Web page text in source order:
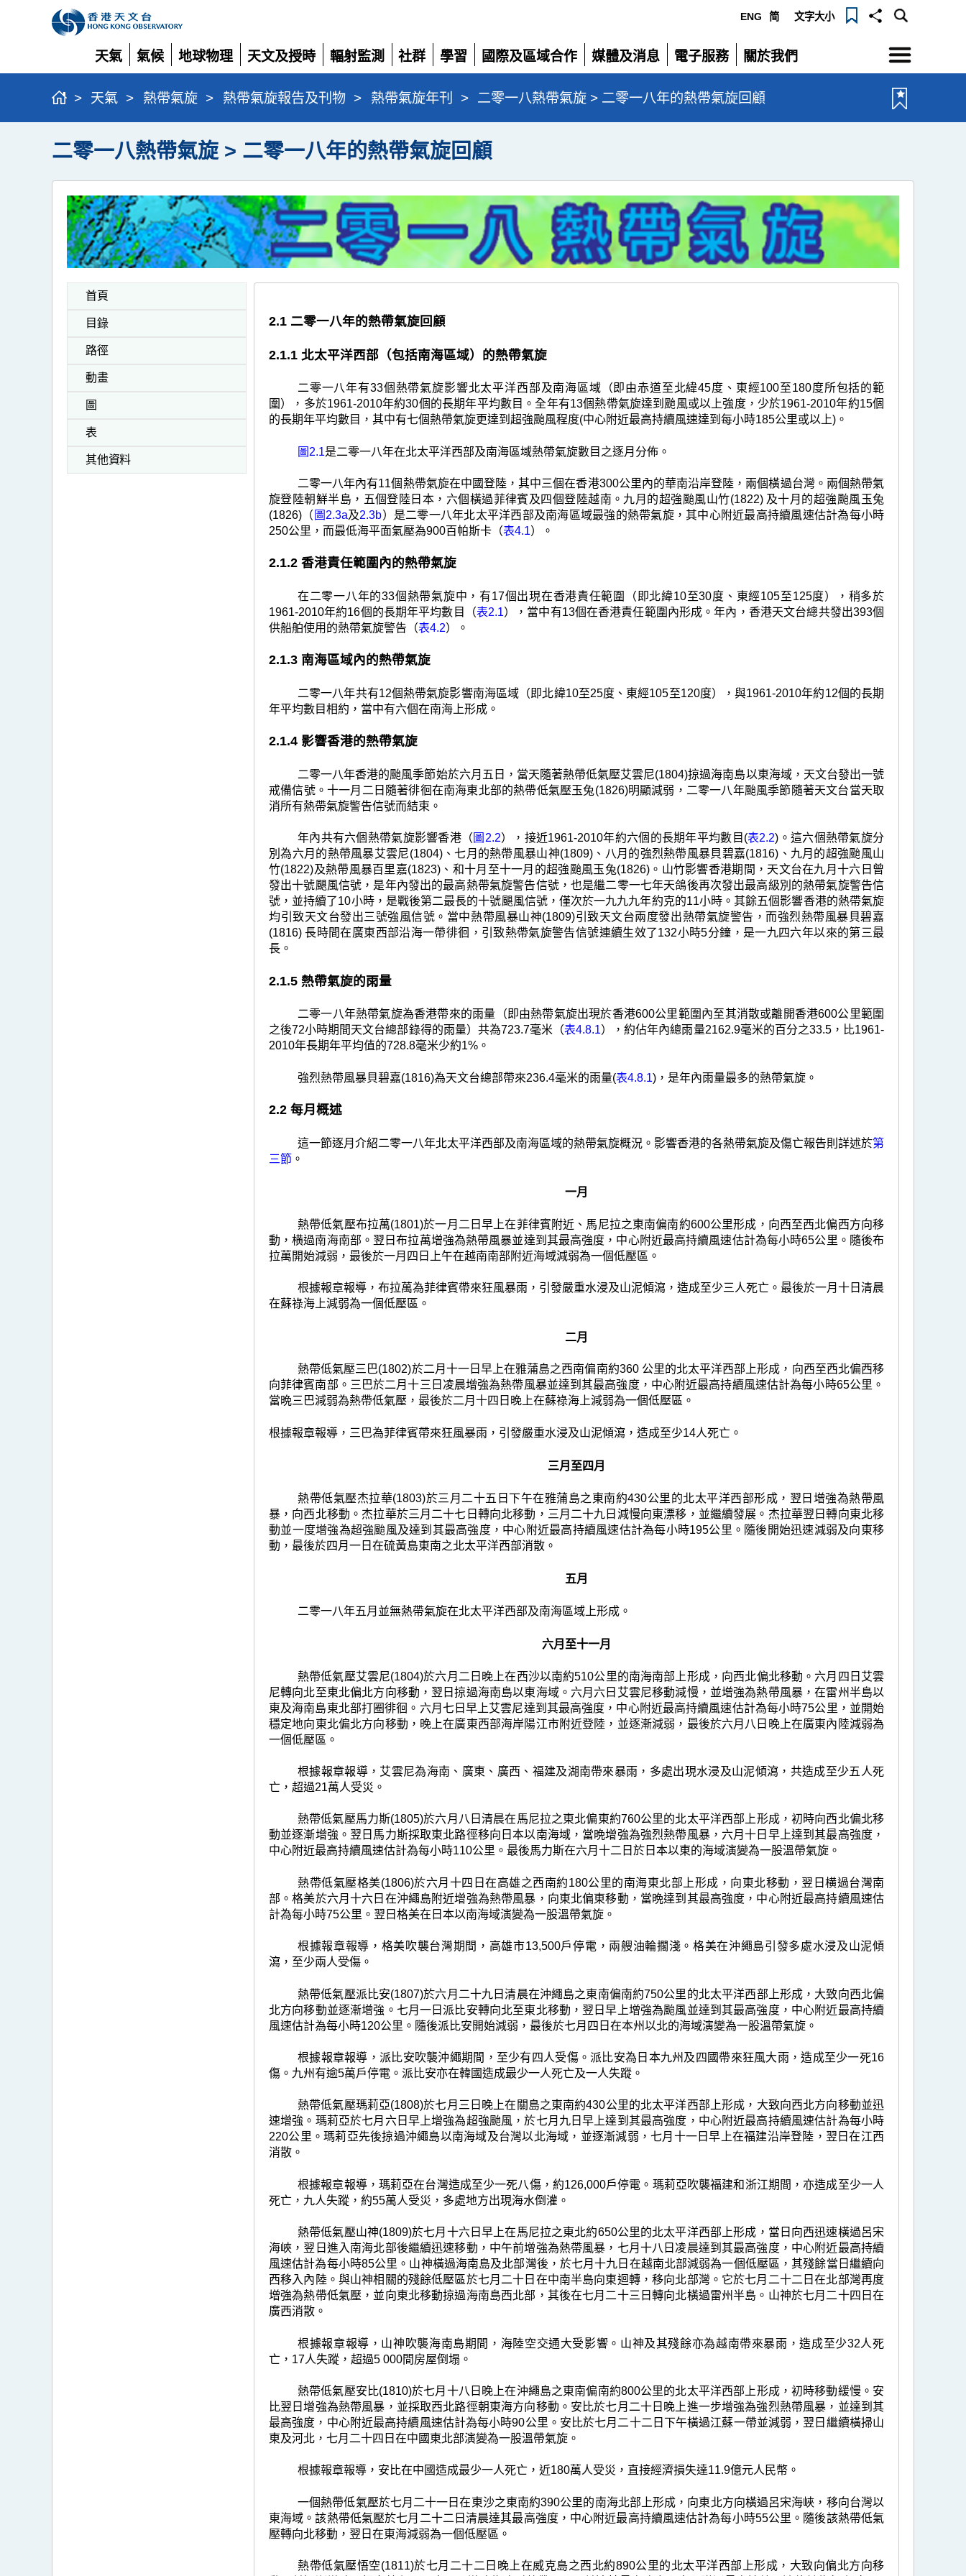
ENG 简 文字大小
天氣
展
開
氣候
展
開
地球物理
展
開
天文及授時
展
開
輻射監測
展
開
社群
展
開
學習
展
開
國際及區域合作
展
開
媒體及消息
展
開
電子服務
展
開
關於我們
展
開
選
單
> 天氣 > 熱帶氣旋 > 熱帶氣旋報告及刊物 > 熱帶氣旋年刊 > 二零一八熱帶氣旋 > 二零一八年的熱帶氣旋回顧
二零一八熱帶氣旋 > 二零一八年的熱帶氣旋回顧
首頁
目錄
路徑
動畫
圖
表
其他資料
2.1 二零一八年的熱帶氣旋回顧
2.1.1 北太平洋西部（包括南海區域）的熱帶氣旋
二零一八年有33個熱帶氣旋影響北太平洋西部及南海區域（即由赤道至北緯45度、東經100至180度所包括的範
圍），多於1961-2010年約30個的長期年平均數目。全年有13個熱帶氣旋達到颱風或以上強度，少於1961-2010年約15個
的長期年平均數目，其中有七個熱帶氣旋更達到超強颱風程度(中心附近最高持續風速達到每小時185公里或以上)。
圖2.1是二零一八年在北太平洋西部及南海區域熱帶氣旋數目之逐月分佈。
二零一八年內有11個熱帶氣旋在中國登陸，其中三個在香港300公里內的華南沿岸登陸，兩個橫過台灣。兩個熱帶氣
旋登陸朝鮮半島，五個登陸日本，六個橫過菲律賓及四個登陸越南。九月的超強颱風山竹(1822) 及十月的超強颱風玉兔
(1826)（ 圖2.3a及2.3b）是二零一八年北太平洋西部及南海區域最強的熱帶氣旋，其中心附近最高持續風速估計為每小時
250公里，而最低海平面氣壓為900百帕斯卡（表4.1）。
2.1.2 香港責任範圍內的熱帶氣旋
在二零一八年的33個熱帶氣旋中，有17個出現在香港責任範圍（即北緯10至30度、東經105至125度），稍多於
1961-2010年約16個的長期年平均數目（表2.1），當中有13個在香港責任範圍內形成。年內，香港天文台總共發出393個
供船舶使用的熱帶氣旋警告（表4.2）。
2.1.3 南海區域內的熱帶氣旋
二零一八年共有12個熱帶氣旋影響南海區域（即北緯10至25度、東經105至120度），與1961-2010年約12個的長期
年平均數目相約，當中有六個在南海上形成。
2.1.4 影響香港的熱帶氣旋
二零一八年香港的颱風季節始於六月五日，當天隨著熱帶低氣壓艾雲尼(1804)掠過海南島以東海域，天文台發出一號
戒備信號。十一月二日隨著徘徊在南海東北部的熱帶低氣壓玉兔(1826)明顯減弱，二零一八年颱風季節隨著天文台當天取
消所有熱帶氣旋警告信號而結束。
年內共有六個熱帶氣旋影響香港（ 圖2.2），接近1961-2010年約六個的長期年平均數目(表2.2)。這六個熱帶氣旋分
別為六月的熱帶風暴艾雲尼(1804)、七月的熱帶風暴山神(1809)、八月的強烈熱帶風暴貝碧嘉(1816)、九月的超強颱風山
竹(1822)及熱帶風暴百里嘉(1823)、和十月至十一月的超強颱風玉兔(1826)。山竹影響香港期間，天文台在九月十六日曾
發出十號颶風信號，是年內發出的最高熱帶氣旋警告信號，也是繼二零一七年天鴿後再次發出最高級別的熱帶氣旋警告信
號，並持續了10小時，是戰後第二最長的十號颶風信號，僅次於一九九九年約克的11小時。其餘五個影響香港的熱帶氣旋
均引致天文台發出三號強風信號。當中熱帶風暴山神(1809)引致天文台兩度發出熱帶氣旋警告，而強烈熱帶風暴貝碧嘉
(1816) 長時間在廣東西部沿海一帶徘徊，引致熱帶氣旋警告信號連續生效了132小時5分鐘，是一九四六年以來的第三最
長。
2.1.5 熱帶氣旋的雨量
二零一八年熱帶氣旋為香港帶來的雨量（即由熱帶氣旋出現於香港600公里範圍內至其消散或離開香港600公里範圍
之後72小時期間天文台總部錄得的雨量）共為723.7毫米（表4.8.1），約佔年內總雨量2162.9毫米的百分之33.5，比1961-
2010年長期年平均值的728.8毫米少約1%。
強烈熱帶風暴貝碧嘉(1816)為天文台總部帶來236.4毫米的雨量(表4.8.1)，是年內雨量最多的熱帶氣旋。
2.2 每月概述
這一節逐月介紹二零一八年北太平洋西部及南海區域的熱帶氣旋概況。影響香港的各熱帶氣旋及傷亡報告則詳述於第
三節 。
一月
熱帶低氣壓布拉萬(1801)於一月二日早上在菲律賓附近、馬尼拉之東南偏南約600公里形成，向西至西北偏西方向移
動，横過南海南部。翌日布拉萬增強為熱帶風暴並達到其最高強度，中心附近最高持續風速估計為每小時65公里。隨後布
拉萬開始減弱，最後於一月四日上午在越南南部附近海域減弱為一個低壓區。
根據報章報導，布拉萬為菲律賓帶來狂風暴雨，引發嚴重水浸及山泥傾瀉，造成至少三人死亡。最後於一月十日清晨
在蘇祿海上減弱為一個低壓區。
二月
熱帶低氣壓三巴(1802)於二月十一日早上在雅蒲島之西南偏南約360 公里的北太平洋西部上形成，向西至西北偏西移
向菲律賓南部。三巴於二月十三日凌晨增強為熱帶風暴並達到其最高強度，中心附近最高持續風速估計為每小時65公里。
當晩三巴減弱為熱帶低氣壓，最後於二月十四日晚上在蘇祿海上減弱為一個低壓區。
根據報章報導，三巴為菲律賓帶來狂風暴雨，引發嚴重水浸及山泥傾瀉，造成至少14人死亡。
三月至四月
熱帶低氣壓杰拉華(1803)於三月二十五日下午在雅蒲島之東南約430公里的北太平洋西部形成，翌日增強為熱帶風
暴，向西北移動。杰拉華於三月二十七日轉向北移動，三月二十九日減慢向東漂移，並繼續發展。杰拉華翌日轉向東北移
動並一度增強為超強颱風及達到其最高強度，中心附近最高持續風速估計為每小時195公里。隨後開始迅速減弱及向東移
動，最後於四月一日在硫黃島東南之北太平洋西部消散。
五月
二零一八年五月並無熱帶氣旋在北太平洋西部及南海區域上形成。
六月至十一月
熱帶低氣壓艾雲尼(1804)於六月二日晚上在西沙以南約510公里的南海南部上形成，向西北偏北移動。六月四日艾雲
尼轉向北至東北偏北方向移動，翌日掠過海南島以東海域。六月六日艾雲尼移動減慢，並增強為熱帶風暴，在雷州半島以
東及海南島東北部打圈徘徊。六月七日早上艾雲尼達到其最高強度，中心附近最高持續風速估計為每小時75公里，並開始
穩定地向東北偏北方向移動，晚上在廣東西部海岸陽江市附近登陸，並逐漸減弱，最後於六月八日晚上在廣東內陸減弱為
一個低壓區。
根據報章報導，艾雲尼為海南、廣東、廣西、福建及湖南帶來暴雨，多處出現水浸及山泥傾瀉，共造成至少五人死
亡，超過21萬人受災。
熱帶低氣壓馬力斯(1805)於六月八日清晨在馬尼拉之東北偏東約760公里的北太平洋西部上形成，初時向西北偏北移
動並逐漸增強。翌日馬力斯採取東北路徑移向日本以南海域，當晩增強為強烈熱帶風暴，六月十日早上達到其最高強度，
中心附近最高持續風速估計為每小時110公里。最後馬力斯在六月十二日於日本以東的海域演變為一股溫帶氣旋。
熱帶低氣壓格美(1806)於六月十四日在高雄之西南約180公里的南海東北部上形成，向東北移動，翌日横過台灣南
部。格美於六月十六日在沖繩島附近增強為熱帶風暴，向東北偏東移動，當晩達到其最高強度，中心附近最高持續風速估
計為每小時75公里。翌日格美在日本以南海域演變為一股溫帶氣旋。
根據報章報導，格美吹襲台灣期間，高雄市13,500戶停電，兩艘油輪擱淺。格美在沖繩島引發多處水浸及山泥傾
瀉，至少兩人受傷。
熱帶低氣壓派比安(1807)於六月二十九日清晨在沖繩島之東南偏南約750公里的北太平洋西部上形成，大致向西北偏
北方向移動並逐漸增強。七月一日派比安轉向北至東北移動，翌日早上增強為颱風並達到其最高強度，中心附近最高持續
風速估計為每小時120公里。隨後派比安開始減弱，最後於七月四日在本州以北的海域演變為一股溫帶氣旋。
根據報章報導，派比安吹襲沖繩期間，至少有四人受傷。派比安為日本九州及四國帶來狂風大雨，造成至少一死16
傷。九州有逾5萬戶停電。派比安亦在韓國造成最少一人死亡及一人失蹤。
熱帶低氣壓瑪莉亞(1808)於七月三日晚上在關島之東南約430公里的北太平洋西部上形成，大致向西北方向移動並迅
速增強。瑪莉亞於七月六日早上增強為超強颱風，於七月九日早上達到其最高強度，中心附近最高持續風速估計為每小時
220公里。瑪莉亞先後掠過沖繩島以南海域及台灣以北海域，並逐漸減弱，七月十一日早上在福建沿岸登陸，翌日在江西
消散。
根據報章報導，瑪莉亞在台灣造成至少一死八傷，約126,000戶停電。瑪莉亞吹襲福建和浙江期間，亦造成至少一人
死亡，九人失蹤，約55萬人受災，多處地方出現海水倒灌。
熱帶低氣壓山神(1809)於七月十六日早上在馬尼拉之東北約650公里的北太平洋西部上形成，當日向西迅速橫過呂宋
海峽，翌日進入南海北部後繼續迅速移動，中午前增強為熱帶風暴，七月十八日凌晨達到其最高強度，中心附近最高持續
風速估計為每小時85公里。山神橫過海南島及北部灣後，於七月十九日在越南北部減弱為一個低壓區，其殘餘當日繼續向
西移入內陸。與山神相關的殘餘低壓區於七月二十日在中南半島向東迴轉，移向北部灣。它於七月二十二日在北部灣再度
增強為熱帶低氣壓，並向東北移動掠過海南島西北部，其後在七月二十三日轉向北橫過雷州半島。山神於七月二十四日在
廣西消散。
根據報章報導，山神吹襲海南島期間，海陸空交通大受影響。山神及其殘餘亦為越南帶來暴雨，造成至少32人死
亡，17人失蹤，超過5 000間房屋倒塌。
熱帶低氣壓安比(1810)於七月十八日晚上在沖繩島之東南偏南約800公里的北太平洋西部上形成，初時移動緩慢。安
比翌日增強為熱帶風暴，並採取西北路徑朝東海方向移動。安比於七月二十日晚上進一步增強為強烈熱帶風暴，並達到其
最高強度，中心附近最高持續風速估計為每小時90公里。安比於七月二十二日下午橫過江蘇一帶並減弱，翌日繼續橫掃山
東及河北，七月二十四日在中國東北部演變為一股溫帶氣旋。
根據報章報導，安比在中國造成最少一人死亡，近180萬人受災，直接經濟損失達11.9億元人民幣。
一個熱帶低氣壓於七月二十一日在東沙之東南約390公里的南海北部上形成，向東北方向橫過呂宋海峽，移向台灣以
東海域。該熱帶低氣壓於七月二十二日清晨達其最高強度，中心附近最高持續風速估計為每小時55公里。隨後該熱帶低氣
壓轉向北移動，翌日在東海減弱為一個低壓區。
熱帶低氣壓悟空(1811)於七月二十二日晚上在威克島之西北約890公里的北太平洋西部上形成，大致向偏北方向移